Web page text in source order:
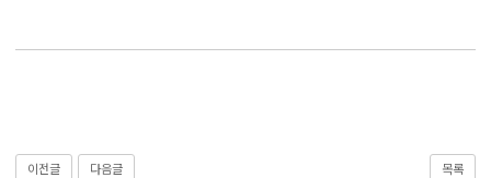
이전글 다음글 목록
전산세무회계 자격취득과정[전산회계1급/전산세무2급/FAT1급/TAT2급]